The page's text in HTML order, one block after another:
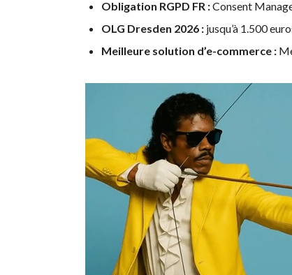
Obligation RGPD FR :Consent
OLG Dresden 2026 : jusqu’à 1.500
Meilleure solution d’e-commerce :